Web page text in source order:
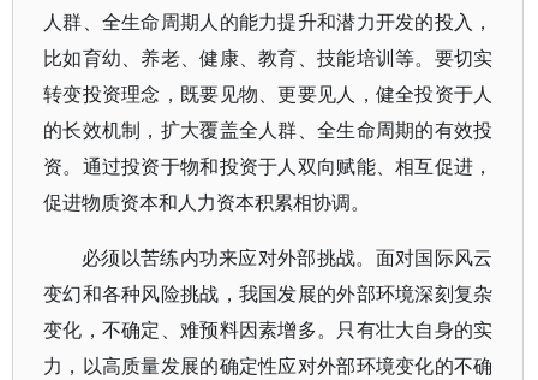
人群、全生命周期人的能力提升和潜力开发的投入，
比如育幼、养老、健康、教育、技能培训等。要切实
转变投资理念，既要见物、更要见人，健全投资于人
的长效机制，扩大覆盖全人群、全生命周期的有效投
资。通过投资于物和投资于人双向赋能、相互促进，
促进物质资本和人力资本积累相协调。
必须以苦练内功来应对外部挑战。面对国际风云
变幻和各种风险挑战，我国发展的外部环境深刻复杂
变化，不确定、难预料因素增多。只有壮大自身的实
力，以高质量发展的确定性应对外部环境变化的不确